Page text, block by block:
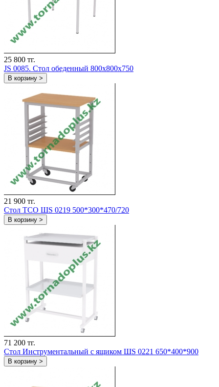
25 800 тг.
JS 0085. Стол обеденный 800х800х750
В корзину >
21 900 тг.
Стол ТСО ШS 0219 500*300*470/720
В корзину >
71 200 тг.
Стол Инструментальный с ящиком ШS 0221 650*400*900
В корзину >